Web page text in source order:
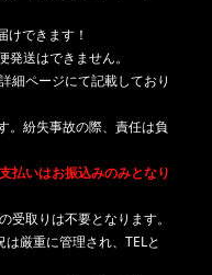
けできます！
送はできません。
細ページにて記載しており
。紛失事故の際、責任は負
払いはお振込みのみとなり
受取りは不要となります。
厳重に管理され、TELと